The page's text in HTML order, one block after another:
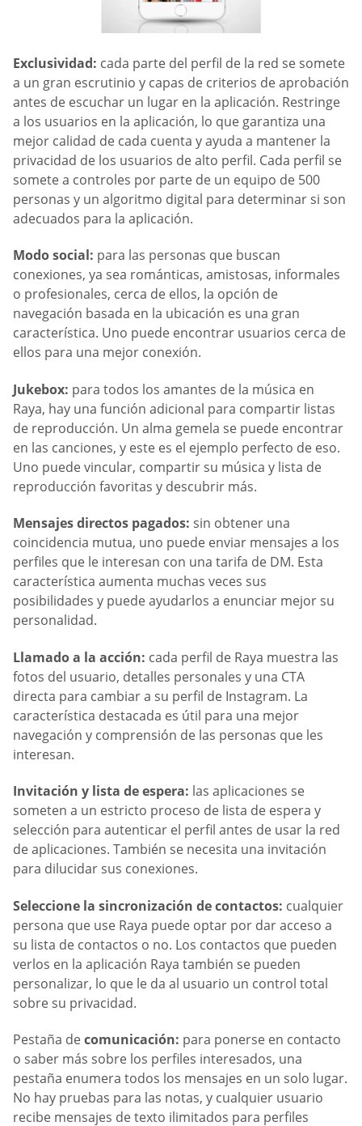
Exclusividad: cada parte del perfil de la red se somete
a un gran escrutinio y capas de criterios de aprobación
antes de escuchar un lugar en la aplicación. Restringe
a los usuarios en la aplicación, lo que garantiza una
mejor calidad de cada cuenta y ayuda a mantener la
privacidad de los usuarios de alto perfil. Cada perfil se
somete a controles por parte de un equipo de 500
personas y un algoritmo digital para determinar si son
adecuados para la aplicación.
Modo social: para las personas que buscan
conexiones, ya sea románticas, amistosas, informales
o profesionales, cerca de ellos, la opción de
navegación basada en la ubicación es una gran
característica. Uno puede encontrar usuarios cerca de
ellos para una mejor conexión.
Jukebox: para todos los amantes de la música en
Raya, hay una función adicional para compartir listas
de reproducción. Un alma gemela se puede encontrar
en las canciones, y este es el ejemplo perfecto de eso.
Uno puede vincular, compartir su música y lista de
reproducción favoritas y descubrir más.
Mensajes directos pagados: sin obtener una
coincidencia mutua, uno puede enviar mensajes a los
perfiles que le interesan con una tarifa de DM. Esta
característica aumenta muchas veces sus
posibilidades y puede ayudarlos a enunciar mejor su
personalidad.
Llamado a la acción: cada perfil de Raya muestra las
fotos del usuario, detalles personales y una CTA
directa para cambiar a su perfil de Instagram. La
característica destacada es útil para una mejor
navegación y comprensión de las personas que les
interesan.
Invitación y lista de espera: las aplicaciones se
someten a un estricto proceso de lista de espera y
selección para autenticar el perfil antes de usar la red
de aplicaciones. También se necesita una invitación
para dilucidar sus conexiones.
Seleccione la sincronización de contactos: cualquier
persona que use Raya puede optar por dar acceso a
su lista de contactos o no. Los contactos que pueden
verlos en la aplicación Raya también se pueden
personalizar, lo que le da al usuario un control total
sobre su privacidad.
Pestaña decomunicación: para ponerse en contacto
o saber más sobre los perfiles interesados, una
pestaña enumera todos los mensajes en un solo lugar.
No hay pruebas para las notas, y cualquier usuario
recibe mensajes de texto ilimitados para perfiles